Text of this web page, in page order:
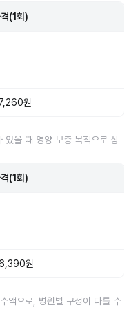
(1회)
원
있을 때 영양 보충 목적으로 상
(1회)
원
액으로, 병원별 구성이 다를 수